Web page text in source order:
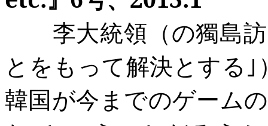
李大統領（の獨島
とをもって解決とする
韓国が今までのゲーム